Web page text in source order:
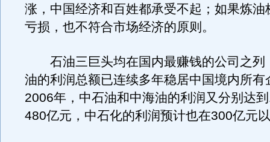
涨，中国经济和百姓都承受不起；如果炼油
亏损，也不符合市场经济的原则。
石油三巨头均在国内最赚钱的公司之列
油的利润总额已连续多年稳居中国境内所有
2006年，中石油和中海油的利润又分别达
480亿元，中石化的利润预计也在300亿元